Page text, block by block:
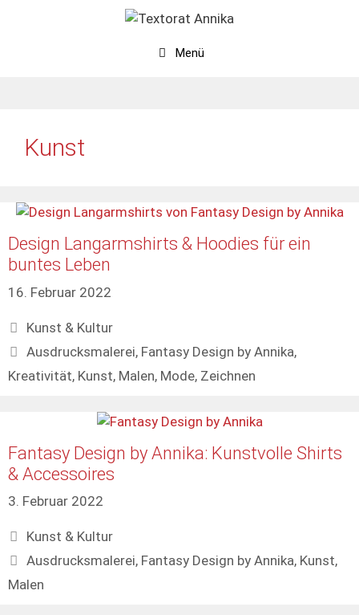
Menü
Kunst
Design Langarmshirts & Hoodies für ein
buntes Leben
16. Februar 2022
Kategorien
Kunst & Kultur
Schlagwörter
Ausdrucksmalerei, Fantasy Design by Annika,
Kreativität, Kunst, Malen, Mode, Zeichnen
Fantasy Design by Annika: Kunstvolle Shirts
& Accessoires
3. Februar 2022
Kategorien
Kunst & Kultur
Schlagwörter
Ausdrucksmalerei, Fantasy Design by Annika, Kunst,
Malen